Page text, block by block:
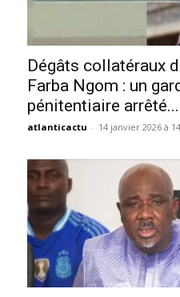
Dégâts collatéraux
Farba Ngom : un
pénitentiaire arrêté...
atlanticactu - 14 janvier 2026 à